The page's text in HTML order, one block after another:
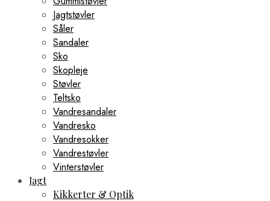
Jagtstøvler
Såler
Sandaler
Sko
Skopleje
Støvler
Teltsko
Vandresandaler
Vandresko
Vandresokker
Vandrestøvler
Vinterstøvler
Jagt
Kikkerter & Optik